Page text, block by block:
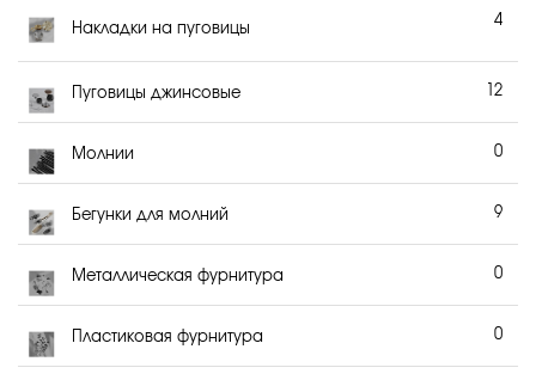
Накладки на пуговицы
4
Пуговицы джинсовые 12
Молнии 0
Бегунки для молний 9
Металлическая фурнитура 0
Пластиковая фурнитура 0